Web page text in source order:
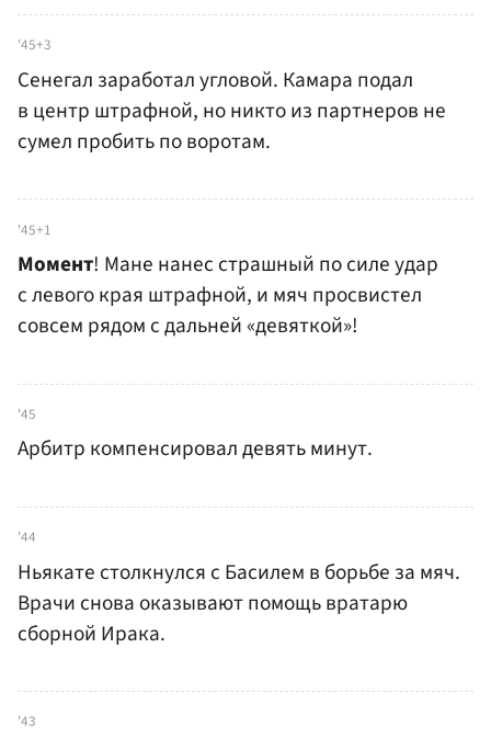
'45+3
Сенегал заработал угловой. Камара подал
в центр штрафной, но никто из партнеров не
сумел пробить по воротам.
'45+1
Момент! Мане нанес страшный по силе удар
с левого края штрафной, и мяч просвистел
совсем рядом с дальней «девяткой»!
'45
Арбитр компенсировал девять минут.
'44
Ньякате столкнулся с Басилем в борьбе за мяч.
Врачи снова оказывают помощь вратарю
сборной Ирака.
'43